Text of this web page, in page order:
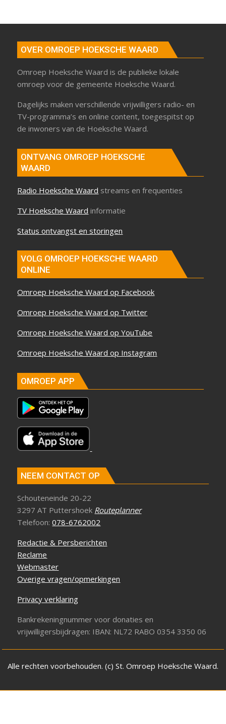
OVER OMROEP HOEKSCHE WAARD
Omroep Hoeksche Waard is de publieke lokale
omroep voor de gemeente Hoeksche Waard.
Dagelijks maken verschillende vrijwilligers radio- en
TV-programma’s en online content, toegespitst op
de inwoners van de Hoeksche Waard.
ONTVANG OMROEP HOEKSCHE
WAARD
Radio Hoeksche Waard streams en frequenties
TV Hoeksche Waard informatie
Status ontvangst en storingen
VOLG OMROEP HOEKSCHE WAARD
ONLINE
Omroep Hoeksche Waard op Facebook
Omroep Hoeksche Waard op Twitter
Omroep Hoeksche Waard op YouTube
Omroep Hoeksche Waard op Instagram
OMROEP APP
NEEM CONTACT OP
Schouteneinde 20-22
3297 AT Puttershoek Routeplanner
Telefoon:078-6762002
Redactie & Persberichten
Reclame
Webmaster
Overige vragen/opmerkingen
Privacy verklaring
Bankrekeningnummer voor donaties en
vrijwilligersbijdragen: IBAN: NL72 RABO 0354 3350 06
Alle rechten voorbehouden. (c) St. Omroep Hoeksche Waard.